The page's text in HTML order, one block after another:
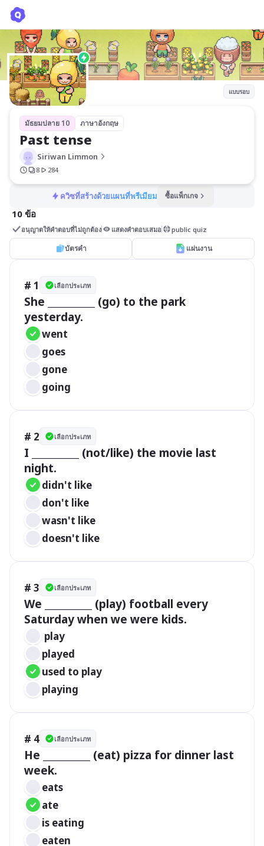
แบบรอบ
มัธยมปลาย 10 ภาษาอังกฤษ
Past tense
Siriwan Limmon
8 284
ควิซที่สร้างด้วยแผนที่พรีเมียม ซื้อแพ็กเกจ
10 ข้อ
อนุญาตให้คำตอบที่ไม่ถูกต้อง แสดงคำตอบเสมอ public quiz
บัตรคำ แผ่นงาน
# 1 เลือกประเภท
She __________ (go) to the park
yesterday.
went
goes
gone
going
# 2 เลือกประเภท
I __________ (not/like) the movie last
night.
didn't like
don't like
wasn't like
doesn't like
# 3 เลือกประเภท
We __________ (play) football every
Saturday when we were kids.
play
played
used to play
playing
# 4 เลือกประเภท
He __________ (eat) pizza for dinner last
week.
eats
ate
is eating
eaten